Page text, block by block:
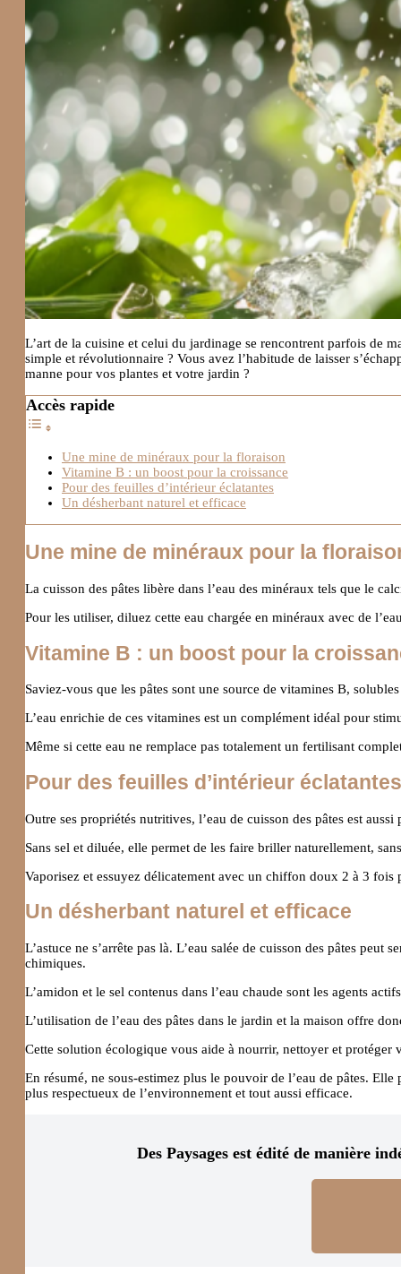
L’art de la cuisine et celui du jardinage se rencontrent parfois de
simple et révolutionnaire ? Vous avez l’habitude de laisser
manne pour vos plantes et votre jardin ?
Accès rapide
Une mine de minéraux pour la floraison
Vitamine B : un boost pour la croissance
Pour des feuilles d’intérieur éclatantes
Un désherbant naturel et efficace
Une mine de minéraux pour la
La cuisson des pâtes libère dans l’eau des minéraux tels que le
Pour les utiliser, diluez cette eau chargée en minéraux avec de
Vitamine B : un boost pour la
Saviez-vous que les pâtes sont une source de vitamines B,
L’eau enrichie de ces vitamines est un complément idéal pour
Même si cette eau ne remplace pas totalement un fertilisant
Pour des feuilles d’intérieur éclatantes
Outre ses propriétés nutritives, l’eau de cuisson des pâtes est
Sans sel et diluée, elle permet de les faire briller naturellement,
Vaporisez et essuyez délicatement avec un chiffon doux 2 à 3 fois
Un désherbant naturel et efficace
L’astuce ne s’arrête pas là. L’eau salée de cuisson des pâtes
chimiques.
L’amidon et le sel contenus dans l’eau chaude sont les agents
L’utilisation de l’eau des pâtes dans le jardin et la maison offre
Cette solution écologique vous aide à nourrir, nettoyer et protéger
En résumé, ne sous-estimez plus le pouvoir de l’eau de pâtes.
plus respectueux de l’environnement et tout aussi efficace.
Des Paysages est édité de manière